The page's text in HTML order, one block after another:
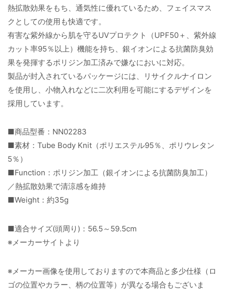
熱拡散効果をもち、通気性に優れているため、フェイスマス
クとしての使用も快適です。
有害な紫外線から肌を守るUVプロテクト（UPF50＋、紫外線
カット率95％以上）機能を持ち、銀イオンによる抗菌防臭効
果を発揮するポリジン加工済みで嫌なにおいに対応。
製品が封入されているパッケージには、リサイクルナイロン
を使用し、小物入れなどに二次利用を可能にするデザインを
採用しています。
■商品型番：NN02283
■素材：Tube Body Knit（ポリエステル95％、ポリウレタン
5％）
■Function：ポリジン加工（銀イオンによる抗菌防臭加工）
／熱拡散効果で清涼感を維持
■Weight：約35g
■適合サイズ(頭周り)：56.5～59.5cm
※メーカーサイトより
※メーカー画像を使用しておりますので本商品と多少仕様（ロ
ゴの位置やカラー、柄の位置等）が異なる場合もございま